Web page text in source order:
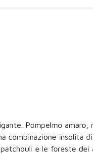
Pompelmo amaro,
combinazione insolita
e le foreste